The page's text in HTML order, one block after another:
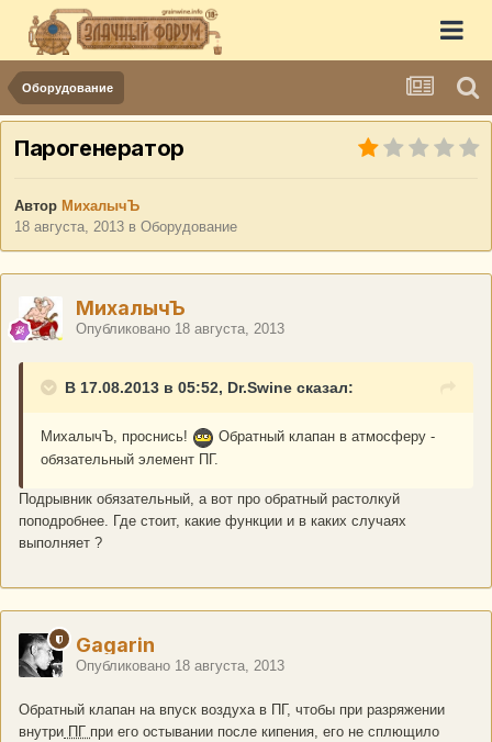
Оборудование
Парогенератор
Автор МихалычЪ
18 августа, 2013 в Оборудование
МихалычЪ
Опубликовано 18 августа, 2013
В 17.08.2013 в 05:52, Dr.Swine сказал:
МихалычЪ, проснись!
Обратный клапан в атмосферу -
обязательный элемент ПГ.
Подрывник обязательный, а вот про обратный растолкуй
поподробнее. Где стоит, какие функции и в каких случаях
выполняет ?
Gagarin
Опубликовано 18 августа, 2013
Обратный клапан на впуск воздуха в ПГ, чтобы при разряжении
внутри ПГ при его остывании после кипения, его не сплющило